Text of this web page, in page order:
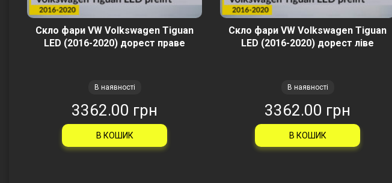
Скло фари VW Volkswagen Tiguan
LED (2016-2020) дорест праве
В наявності
3362.00 грн
В КОШИК
Скло фари VW Volkswagen Tiguan
LED (2016-2020) дорест ліве
В наявності
3362.00 грн
В КОШИК